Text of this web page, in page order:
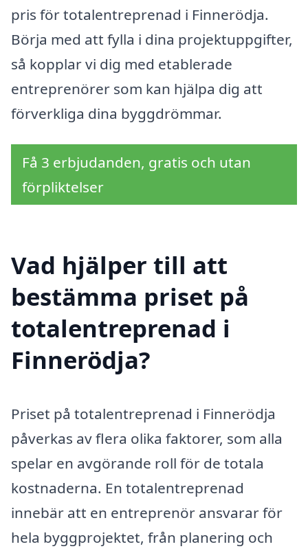
pris för totalentreprenad i Finnerödja.
Börja med att fylla i dina projektuppgifter,
så kopplar vi dig med etablerade
entreprenörer som kan hjälpa dig att
förverkliga dina byggdrömmar.
Få 3 erbjudanden, gratis och utan
förpliktelser
Vad hjälper till att
bestämma priset på
totalentreprenad i
Finnerödja?
Priset på totalentreprenad i Finnerödja
påverkas av flera olika faktorer, som alla
spelar en avgörande roll för de totala
kostnaderna. En totalentreprenad
innebär att en entreprenör ansvarar för
hela byggprojektet, från planering och